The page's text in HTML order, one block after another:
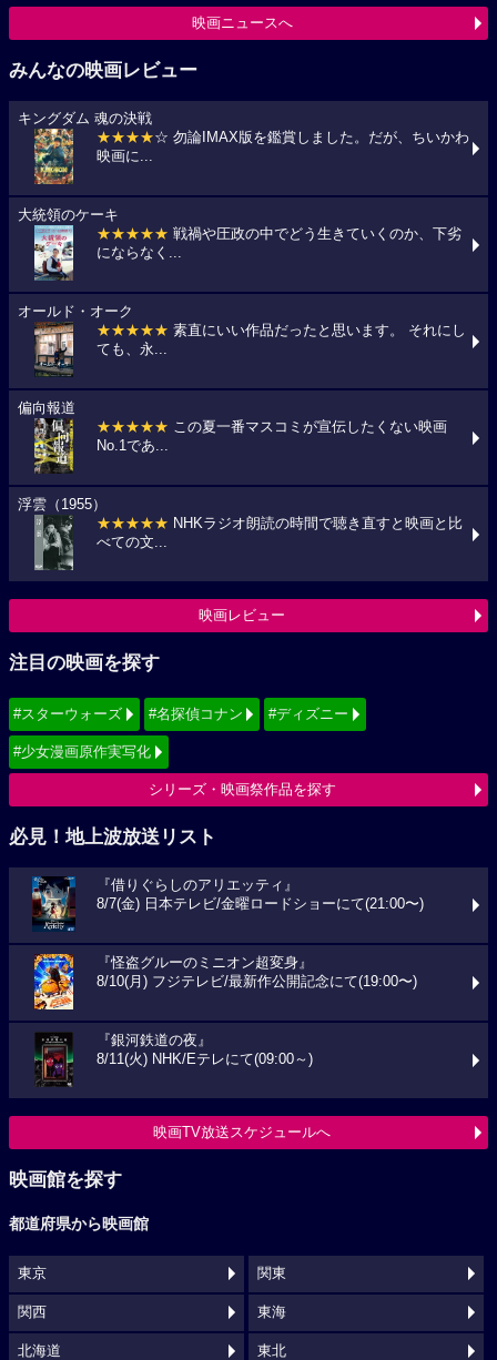
映画ニュースへ
みんなの映画レビュー
キングダム 魂の決戦
★★★★☆ 勿論IMAX版を鑑賞しました。だが、ちいかわ
映画に...
大統領のケーキ
★★★★★ 戦禍や圧政の中でどう生きていくのか、下劣
にならなく...
オールド・オーク
★★★★★ 素直にいい作品だったと思います。 それにし
ても、永...
偏向報道
★★★★★ この夏一番マスコミが宣伝したくない映画
No.1であ...
浮雲（1955）
★★★★★ NHKラジオ朗読の時間で聴き直すと映画と比
べての文...
映画レビュー
注目の映画を探す
#スターウォーズ #名探偵コナン #ディズニー
#少女漫画原作実写化
シリーズ・映画祭作品を探す
必見！地上波放送リスト
『借りぐらしのアリエッティ』
8/7(金) 日本テレビ/金曜ロードショーにて(21:00〜)
『怪盗グルーのミニオン超変身』
8/10(月) フジテレビ/最新作公開記念にて(19:00〜)
『銀河鉄道の夜』
8/11(火) NHK/Eテレにて(09:00～)
映画TV放送スケジュールへ
映画館を探す
都道府県から映画館
東京 関東
関西 東海
北海道 東北